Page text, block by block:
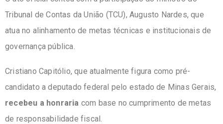
Tribunal de Contas da União (TCU), Augusto Nardes, que
atua no alinhamento de metas técnicas e institucionais de
governança pública.
Cristiano Capitólio, que atualmente figura como pré-
candidato a deputado federal pelo estado de Minas Gerais,
recebeu a honraria com base no cumprimento de metas
de responsabilidade fiscal.